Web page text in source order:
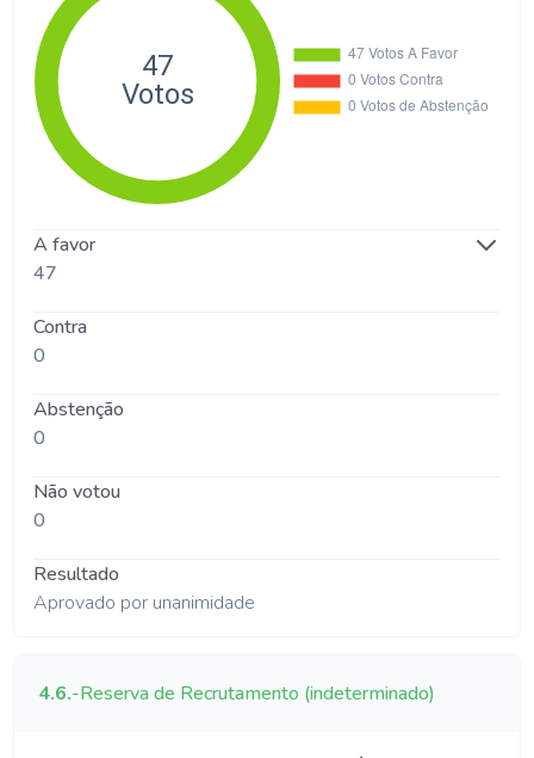
A favor
47
Contra
0
Abstenção
0
Não votou
0
Resultado
Aprovado por unanimidade
4.6.-Reserva de Recrutamento (indeterminado)